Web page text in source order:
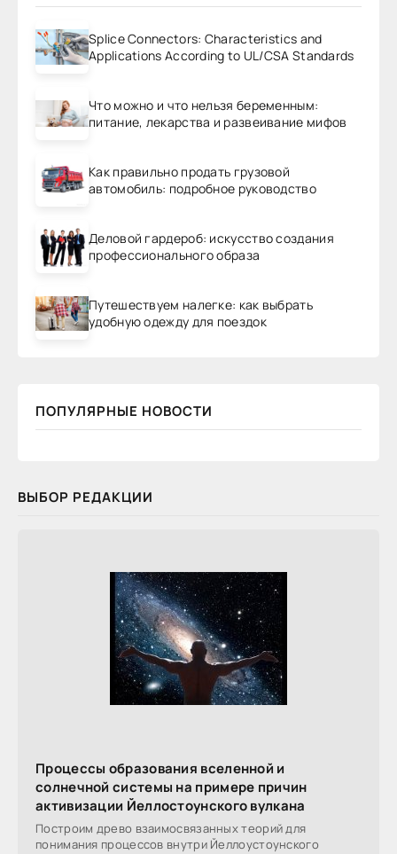
Splice Connectors: Characteristics and
Applications According to UL/CSA Standards
Что можно и что нельзя беременным:
питание, лекарства и развеивание мифов
Как правильно продать грузовой
автомобиль: подробное руководство
Деловой гардероб: искусство создания
профессионального образа
Путешествуем налегке: как выбрать
удобную одежду для поездок
ПОПУЛЯРНЫЕ НОВОСТИ
ВЫБОР РЕДАКЦИИ
Процессы образования вселенной и
солнечной системы на примере причин
активизации Йеллостоунского вулкана
Построим древо взаимосвязанных теорий для
понимания процессов внутри Йеллоустоунского